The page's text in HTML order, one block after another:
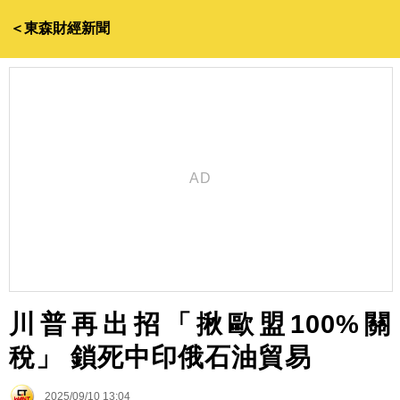
＜東森財經新聞
川普再出招「揪歐盟100%關
稅」 鎖死中印俄石油貿易
2025/09/10 13:04